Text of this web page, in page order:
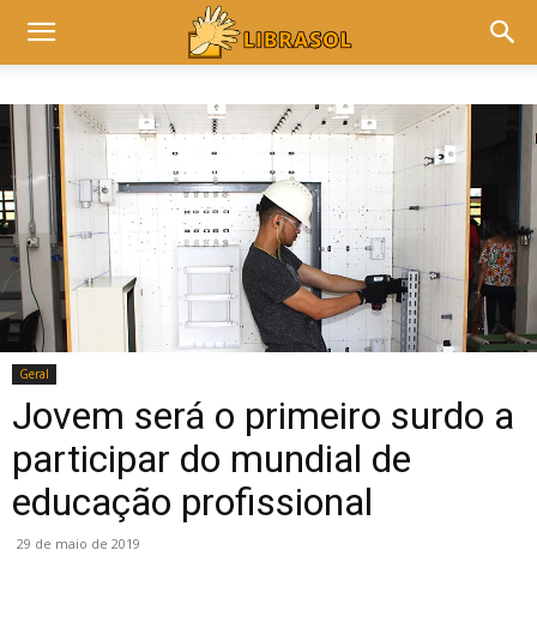
Geral
Jovem será o primeiro surdo a
participar do mundial de
educação profissional
29 de maio de 2019